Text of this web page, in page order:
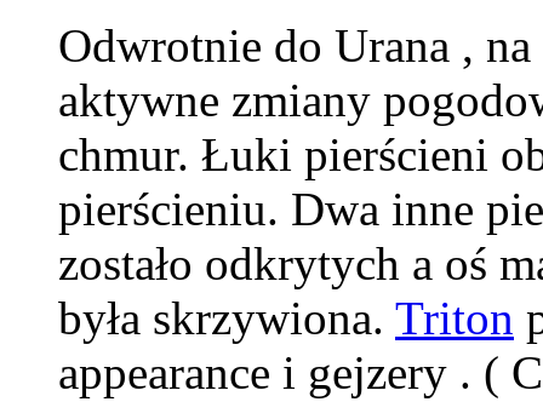
Odwrotnie do Urana ,
aktywne zmiany
chmur. Łuki pierścieni
pierścieniu. Dwa inne
zostało odkrytych a oś
była skrzywiona. Triton
appearance i gejzery . (